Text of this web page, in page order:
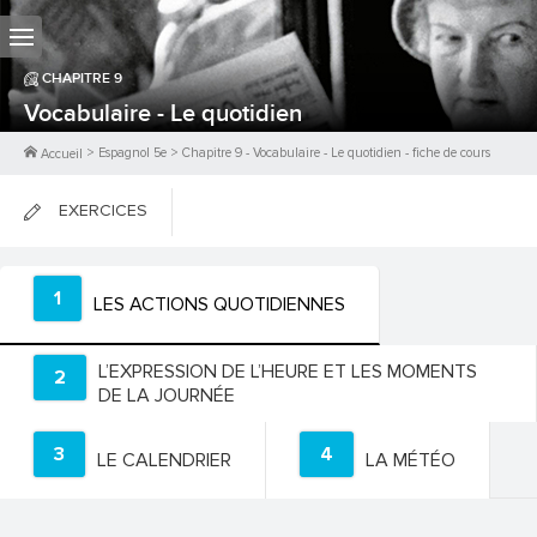
CHAPITRE 9
Vocabulaire - Le quotidien
Accueil > Espagnol 5e > Chapitre 9 - Vocabulaire - Le quotidien - fiche de cours
EXERCICES
FICHES DE COURS
0PTS
1 LES ACTIONS QUOTIDIENNES
2
L’EXPRESSION DE L’HEURE ET LES MOMENTS
DE LA JOURNÉE
3 LE CALENDRIER 4 LA MÉTÉO